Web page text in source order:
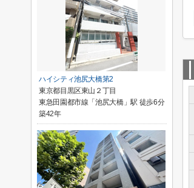
ハイシティ池尻大橋第2
東京都目黒区東山２丁目
東急田園都市線「池尻大橋」駅 徒歩6分
築42年